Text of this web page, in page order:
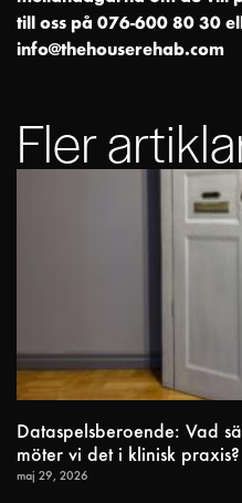
till oss på 076-600 80 30
info@thehouserehab.com
Fler
Dataspelsberoende: Vad
möter vi det i klinisk praxis?
maj 29, 2026